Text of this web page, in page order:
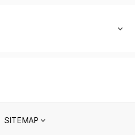
SITEMAP